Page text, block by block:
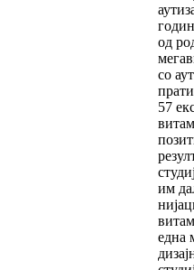
од
со
57
им
една